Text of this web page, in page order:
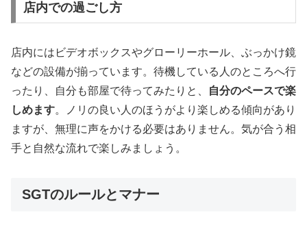
店内での過ごし方
店内にはビデオボックスやグローリーホール、ぶっかけ鏡
などの設備が揃っています。待機している人のところへ行
ったり、自分も部屋で待ってみたりと、
自分のペースで楽
しめます。ノリの良い人のほうがより楽しめる傾向があり
ますが、無理に声をかける必要はありません。気が合う相
手と自然な流れで楽しみましょう。
SGTのルールとマナー